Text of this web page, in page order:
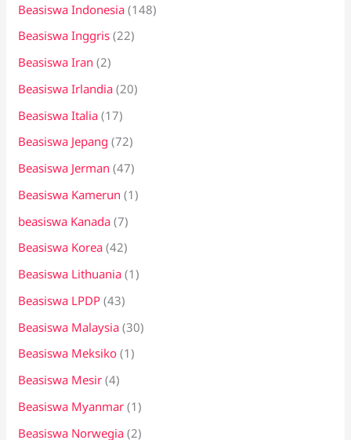
Beasiswa Indonesia (148)
Beasiswa Inggris (22)
Beasiswa Iran (2)
Beasiswa Irlandia (20)
Beasiswa Italia (17)
Beasiswa Jepang (72)
Beasiswa Jerman (47)
Beasiswa Kamerun (1)
beasiswa Kanada (7)
Beasiswa Korea (42)
Beasiswa Lithuania (1)
Beasiswa LPDP (43)
Beasiswa Malaysia (30)
Beasiswa Meksiko (1)
Beasiswa Mesir (4)
Beasiswa Myanmar (1)
Beasiswa Norwegia (2)